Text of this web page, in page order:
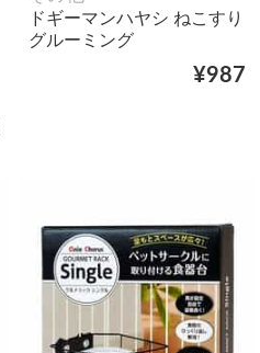
ドギーマンハヤシ ねこすり
グルーミング
¥987